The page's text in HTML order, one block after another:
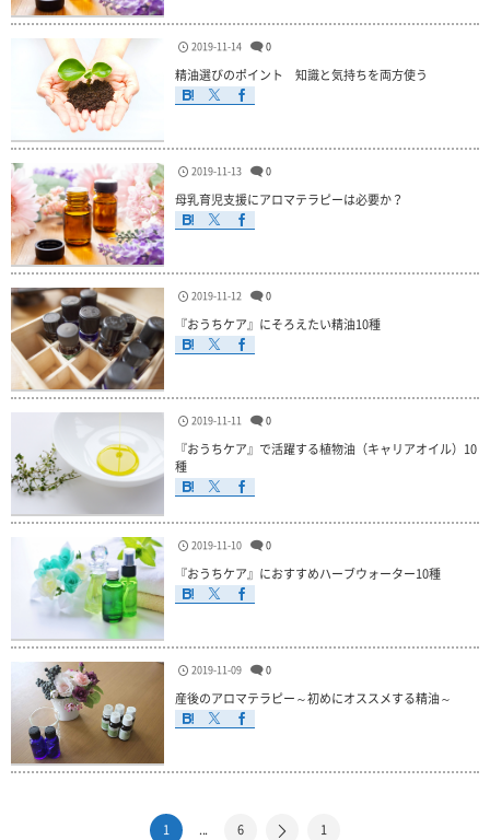
2019-11-14 0
精油選びのポイント 知識と気持ちを両方使う
2019-11-13 0
母乳育児支援にアロマテラピーは必要か？
2019-11-12 0
『おうちケア』にそろえたい精油10種
2019-11-11 0
『おうちケア』で活躍する植物油（キャリアオイル）10
種
2019-11-10 0
『おうちケア』におすすめハーブウォーター10種
2019-11-09 0
産後のアロマテラピー～初めにオススメする精油～
1 ... 6 1